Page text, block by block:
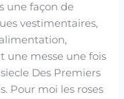
une façon de
vestimentaires,
une messe une fois
Des Premiers
Pour moi les roses